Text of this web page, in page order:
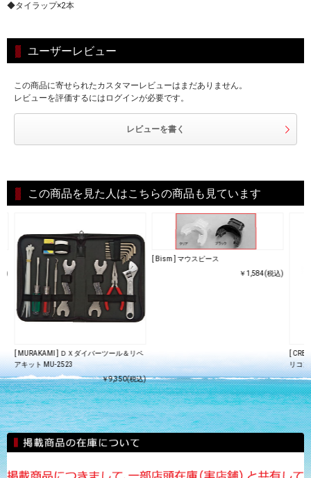
◆タイラップ×2本
ユーザーレビュー
この商品に寄せられたカスタマーレビューはまだありません。
レビューを評価するにはログインが必要です。
レビューを書く
この商品を見た人はこちらの商品も見ています
)
[ MURAKAMI ] ＤＸダイバーツール＆リペ
アキット MU-2523
￥9,350(税込)
[ Bism ] マウスピース
￥1,584(税込)
[
リコ